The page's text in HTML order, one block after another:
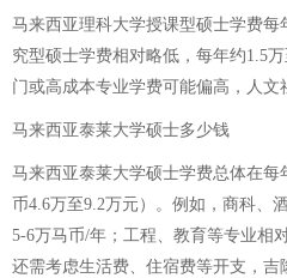
马来西亚理科大学授课型硕士学费
究型硕士学费相对略低，每年约1.5
门或高成本专业学费可能偏高，人文
马来西亚泰莱大学硕士多少钱
马来西亚泰莱大学硕士学费总体在每
币4.6万至9.2万元）。例如，商科、
5-6万马币/年；工程、教育等专业相
还需考虑生活费、住宿费等开支，吉